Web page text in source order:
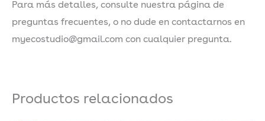
Para más detalles, consulte nuestra página de
preguntas frecuentes, o no dude en contactarnos en
myecostudio@gmail.com con cualquier pregunta.
Productos relacionados